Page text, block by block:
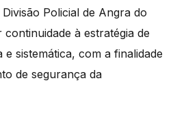
Policial de Angra do
à estratégia de
sistemática, com a finalidade
de segurança da